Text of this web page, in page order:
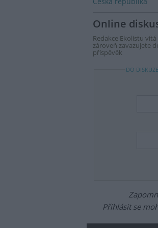
Online
Redakce Ekolistu
zároveň zavazujete
příspěvěk
DO
Přihlásit se